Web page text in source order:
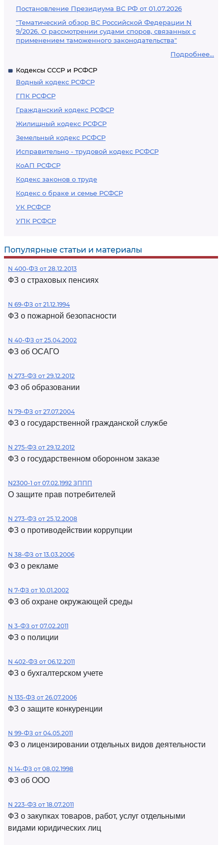
Постановление Президиума ВС РФ от 01.07.2026
"Тематический обзор ВС Российской Федерации N
9/2026. О рассмотрении судами споров, связанных с
применением таможенного законодательства"
Подробнее...
Кодексы СССР и РСФСР
Водный кодекс РСФСР
ГПК РСФСР
Гражданский кодекс РСФСР
Жилищный кодекс РСФСР
Земельный кодекс РСФСР
Исправительно - трудовой кодекс РСФСР
КоАП РСФСР
Кодекс законов о труде
Кодекс о браке и семье РСФСР
УК РСФСР
УПК РСФСР
Популярные статьи и материалы
N 400-ФЗ от 28.12.2013
ФЗ о страховых пенсиях
N 69-ФЗ от 21.12.1994
ФЗ о пожарной безопасности
N 40-ФЗ от 25.04.2002
ФЗ об ОСАГО
N 273-ФЗ от 29.12.2012
ФЗ об образовании
N 79-ФЗ от 27.07.2004
ФЗ о государственной гражданской службе
N 275-ФЗ от 29.12.2012
ФЗ о государственном оборонном заказе
N2300-1 от 07.02.1992 ЗППП
О защите прав потребителей
N 273-ФЗ от 25.12.2008
ФЗ о противодействии коррупции
N 38-ФЗ от 13.03.2006
ФЗ о рекламе
N 7-ФЗ от 10.01.2002
ФЗ об охране окружающей среды
N 3-ФЗ от 07.02.2011
ФЗ о полиции
N 402-ФЗ от 06.12.2011
ФЗ о бухгалтерском учете
N 135-ФЗ от 26.07.2006
ФЗ о защите конкуренции
N 99-ФЗ от 04.05.2011
ФЗ о лицензировании отдельных видов деятельности
N 14-ФЗ от 08.02.1998
ФЗ об ООО
N 223-ФЗ от 18.07.2011
ФЗ о закупках товаров, работ, услуг отдельными
видами юридических лиц